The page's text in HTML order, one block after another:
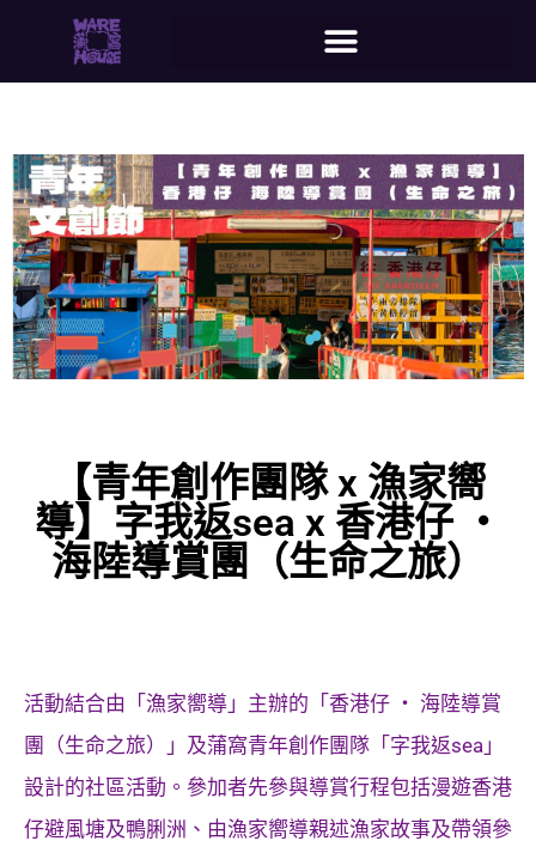
【青年創作團隊 x 漁家嚮
導】字我返sea x 香港仔 ‧
海陸導賞團（生命之旅）
活動結合由「漁家嚮導」主辦的「香港仔 ‧ 海陸導賞
團（生命之旅）」及蒲窩青年創作團隊「字我返sea」
設計的社區活動。參加者先參與導賞行程包括漫遊香港
仔避風塘及鴨脷洲、由漁家嚮導親述漁家故事及帶領參